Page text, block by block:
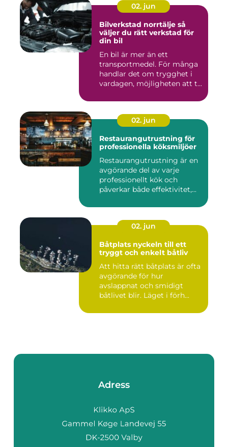
02. jun
Bilverkstad norrtälje så
väljer du rätt verkstad för
din bil
En bil är mer än ett
transportmedel. För många
handlar det om trygghet i
vardagen, möjligheten att t...
02. jun
Restaurangutrustning för
professionella köksmiljöer
Restaurangutrustning är en
avgörande del av varje
professionellt kök och
påverkar både effektivitet,...
02. jun
Båtplats nyckeln till ett
tryggt och enkelt båtliv
Att hitta rätt båtplats är ofta
avgörande för hur
avslappnat och smidigt
båtlivet blir. Läget i förh...
Adress